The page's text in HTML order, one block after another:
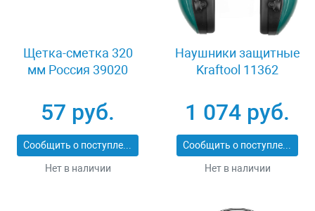
Щетка-сметка 320
мм Россия 39020
57 руб.
Сообщить о поступлении
Нет в наличии
Наушники защитные
Kraftool 11362
1 074 руб.
Сообщить о поступлении
Нет в наличии